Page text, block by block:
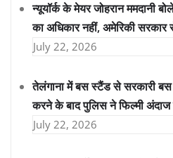
न्यूयॉर्क के मेयर जोहरान ममदानी
का अधिकार नहीं, अमेरिकी सरकार
July 22, 2026
तेलंगाना में बस स्टैंड से सरकारी बस
करने के बाद पुलिस ने फिल्मी अंदाज
July 22, 2026